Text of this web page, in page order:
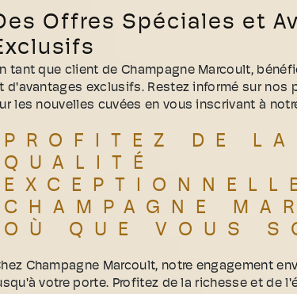
Offres Spéciales et
tant que client de Champagne Marcoult,
d'avantages exclusifs. Restez informé sur nos
les nouvelles cuvées en vous inscrivant à
PROFITEZ DE LA
QUALITÉ
CHAMPAGNE
OÙ QUE VOUS
Champagne Marcoult, notre engagement
votre porte. Profitez de la richesse et de